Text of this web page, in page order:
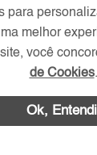
Redes
para
melhor
você
de Cookies.
Ok,